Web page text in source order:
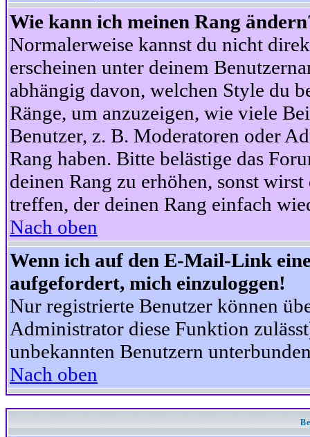
Wie kann ich meinen Rang
Normalerweise kannst du nicht
erscheinen unter deinem
abhängig davon, welchen Style du
Ränge, um anzuzeigen, wie viele
Benutzer, z. B. Moderatoren oder
Rang haben. Bitte belästige das
deinen Rang zu erhöhen, sonst
treffen, der deinen Rang einfach
Nach oben
Wenn ich auf den E-Mail-Link
aufgefordert, mich einzuloggen!
Nur registrierte Benutzer können
Administrator diese Funktion
unbekannten Benutzern
Nach oben